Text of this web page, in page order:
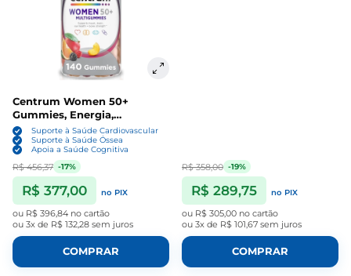
Centrum Women 50+
Gummies, Energia,
Vitalidade e Bem-Estar
Feminino, 140 Gummies,
Centrum
Suporte à Saúde Cardiovascular
Suporte à Saúde Óssea
Apoia a Saúde Cognitiva
R$ 456,37 -17%
R$ 377,00 no PIX
ou R$ 396,84 no cartão
ou 3x de R$ 132,28 sem juros
COMPRAR
R$ 358,00 -19%
R$ 289,75 no PIX
ou R$ 305,00 no cartão
ou 3x de R$ 101,67 sem juros
COMPRAR